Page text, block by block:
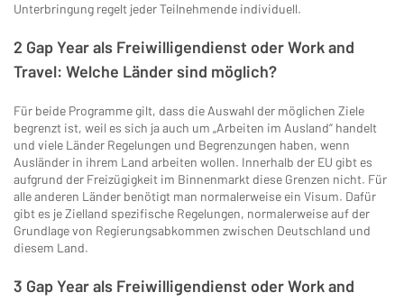
Unterbringung regelt jeder Teilnehmende individuell.
2 Gap Year als Freiwilligendienst oder Work and
Travel: Welche Länder sind möglich?
Für beide Programme gilt, dass die Auswahl der möglichen Ziele
begrenzt ist, weil es sich ja auch um „Arbeiten im Ausland“ handelt
und viele Länder Regelungen und Begrenzungen haben, wenn
Ausländer in ihrem Land arbeiten wollen. Innerhalb der EU gibt es
aufgrund der Freizügigkeit im Binnenmarkt diese Grenzen nicht. Für
alle anderen Länder benötigt man normalerweise ein Visum. Dafür
gibt es je Zielland spezifische Regelungen, normalerweise auf der
Grundlage von Regierungsabkommen zwischen Deutschland und
diesem Land.
3 Gap Year als Freiwilligendienst oder Work and